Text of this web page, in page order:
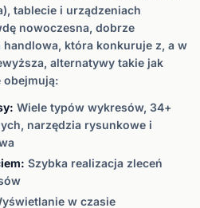
tablecie i urządzeniach
nowoczesna, dobrze
która konkuruje z, a w
alternatywy takie jak
obejmują:
Wiele typów wykresów, 34+
narzędzia rysunkowe i
Szybka realizacja zleceń
w czasie